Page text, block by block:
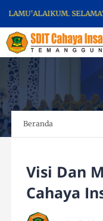
SELAMAT
Beranda
Visi Dan
Cahaya